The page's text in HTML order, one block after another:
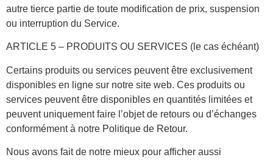
autre tierce partie de toute modification de prix, suspension
ou interruption du Service.
ARTICLE 5 – PRODUITS OU SERVICES (le cas échéant)
Certains produits ou services peuvent être exclusivement
disponibles en ligne sur notre site web. Ces produits ou
services peuvent être disponibles en quantités limitées et
peuvent uniquement faire l’objet de retours ou d’échanges
conformément à notre Politique de Retour.
Nous avons fait de notre mieux pour afficher aussi